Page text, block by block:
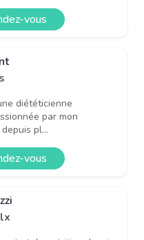
vous
diététicienne
par mon
pl...
vous